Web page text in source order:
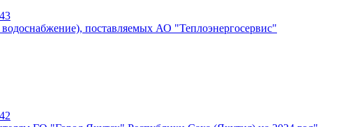
поставляемых АО "Теплоэнергосервис"